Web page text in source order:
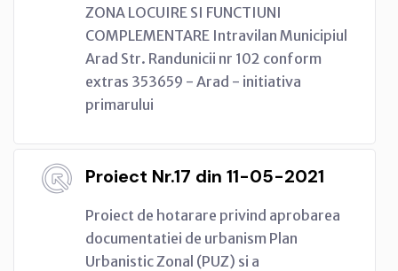
ZONA LOCUIRE SI FUNCTIUNI
COMPLEMENTARE Intravilan Municipiul
Arad Str. Randunicii nr 102 conform
extras 353659 - Arad - initiativa
primarului
Proiect Nr.17 din 11-05-2021
Proiect de hotarare privind aprobarea
documentatiei de urbanism Plan
Urbanistic Zonal (PUZ) si a